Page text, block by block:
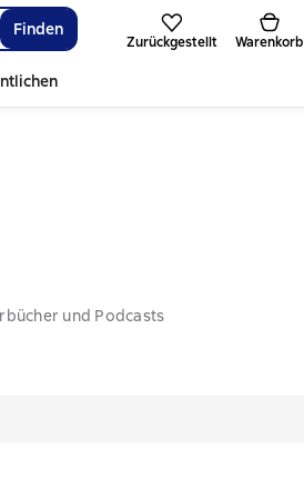
Finden
Zurückgestellt Warenkorb
und Podcasts